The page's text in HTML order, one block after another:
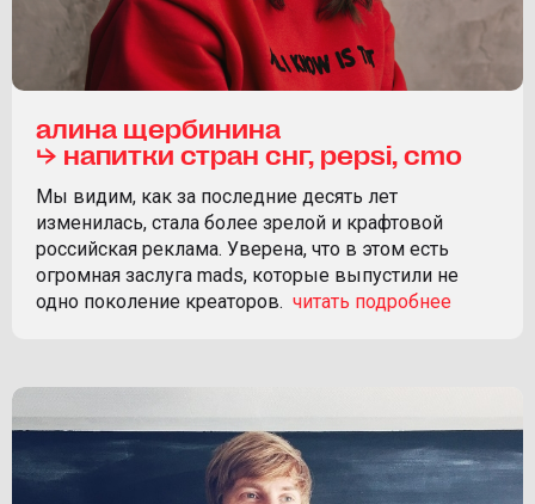
алина щербинина
⮡ напитки стран снг, pepsi, cmo
Мы видим, как за последние десять лет
изменилась, стала более зрелой и крафтовой
российская реклама. Уверена, что в этом есть
огромная заслуга mads, которые выпустили не
одно поколение креаторов.